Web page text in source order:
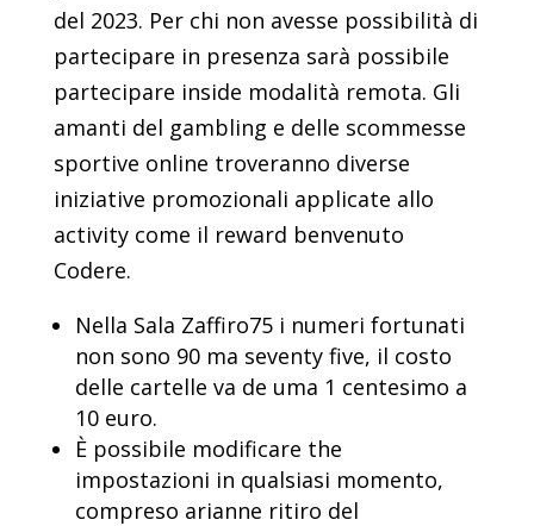
del 2023. Per chi non avesse possibilità di
partecipare in presenza sarà possibile
partecipare inside modalità remota. Gli
amanti del gambling e delle scommesse
sportive online troveranno diverse
iniziative promozionali applicate allo
activity come il reward benvenuto
Codere.
Nella Sala Zaffiro75 i numeri fortunati
non sono 90 ma seventy five, il costo
delle cartelle va de uma 1 centesimo a
10 euro.
È possibile modificare the
impostazioni in qualsiasi momento,
compreso arianne ritiro del